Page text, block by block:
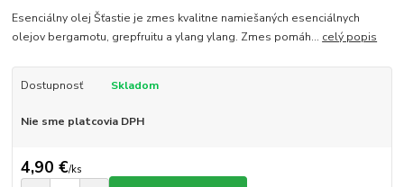
Esenciálny olej Šťastie je zmes kvalitne namiešaných esenciálnych
olejov bergamotu, grepfruitu a ylang ylang. Zmes pomáh... celý popis
Dostupnosť Skladom
Nie sme platcovia DPH
4,90 €/ks